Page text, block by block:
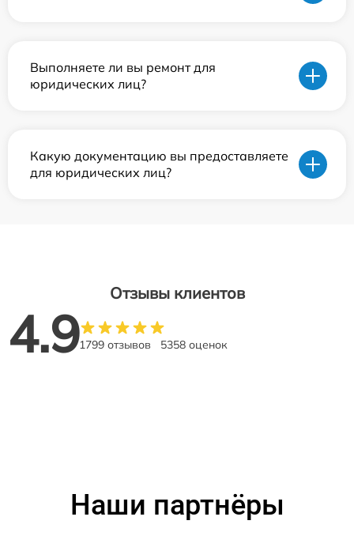
Выполняете ли вы ремонт для
юридических лиц?
Какую документацию вы предоставляете
для юридических лиц?
Отзывы клиентов
4.91799 отзывов 5358 оценок
Наши партнёры